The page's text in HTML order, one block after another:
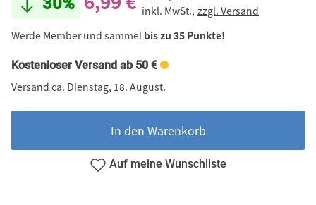
inkl. MwSt., zzgl. Versand
Werde Member und sammel bis zu 35 Punkte!
Kostenloser Versand ab 50 €
Versand ca. Dienstag, 18. August.
In den Warenkorb
Auf meine Wunschliste